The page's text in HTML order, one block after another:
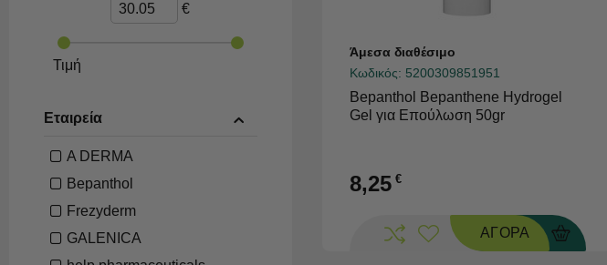
€
Τιμή
Εταιρεία
A DERMA
Bepanthol
Frezyderm
GALENICA
Άμεσα διαθέσιμο
Κωδικός: 5200309851951
Bepanthol Bepanthene Hydrogel
Gel για Επούλωση 50gr
8,25 €
ΑΓΟΡΑ